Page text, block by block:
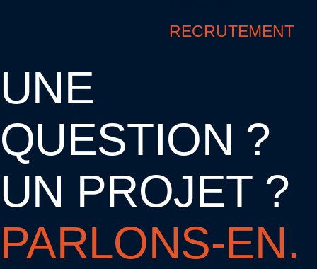
RECRUTEMENT
UNE
QUESTION ?
UN PROJET ?
PARLONS-EN.